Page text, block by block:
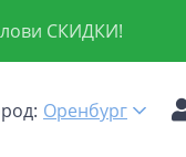
СКИДКИ!
Оренбург